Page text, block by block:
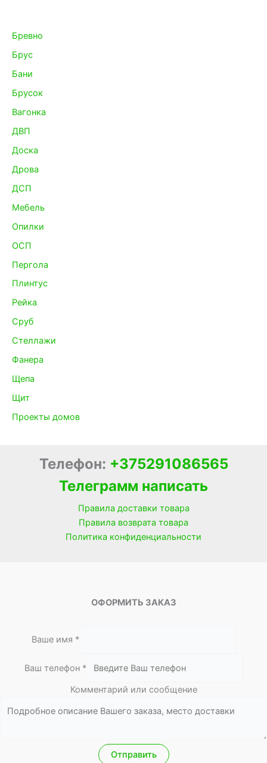
Бревно
Брус
Бани
Брусок
Вагонка
ДВП
Доска
Дрова
ДСП
Мебель
Опилки
ОСП
Пергола
Плинтус
Рейка
Сруб
Стеллажи
Фанера
Щепа
Щит
Проекты домов
Телефон: +375291086565
Телеграмм написать
Правила доставки товара
Правила возврата товара
Политика конфиденциальности
ОФОРМИТЬ ЗАКАЗ
Ваше имя *
о
н
Ваш телефон *
Комментарий или сообщение
Отправить